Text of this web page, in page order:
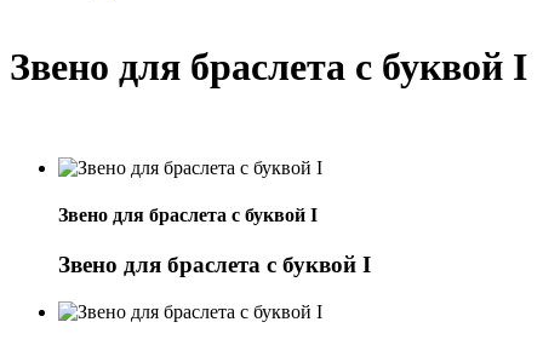
Звено для браслета с буквой I
Звено для браслета с буквой I
Звено для браслета с буквой I